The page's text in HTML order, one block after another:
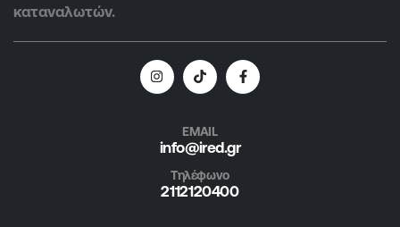
καταναλωτών.
EMAIL
info@ired.gr
Τηλέφωνο
2112120400